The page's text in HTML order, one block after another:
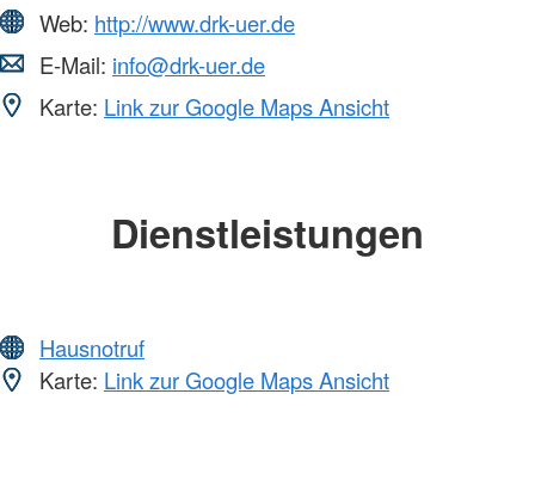
Web: http://www.drk-uer.de
E-Mail: info@drk-uer.de
Karte: Link zur Google Maps Ansicht
Dienstleistungen
Hausnotruf
Karte: Link zur Google Maps Ansicht